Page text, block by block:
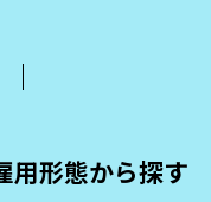
用形態から探す